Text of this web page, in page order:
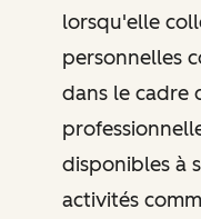
lorsqu'elle
personnelles
dans le cadre
disponibles à
activités